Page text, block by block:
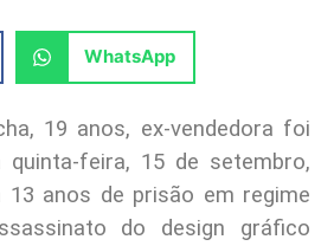
WhatsApp
19 anos, ex-vendedora foi
quinta-feira, 15 de setembro,
13 anos de prisão em regime
do design gráfico